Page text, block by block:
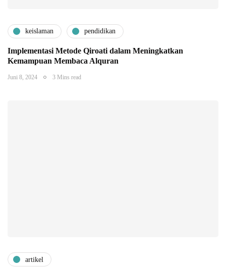
keislaman pendidikan
Implementasi Metode Qiroati dalam Meningkatkan
Kemampuan Membaca Alquran
Juni 8, 2024 3 Mins read
artikel